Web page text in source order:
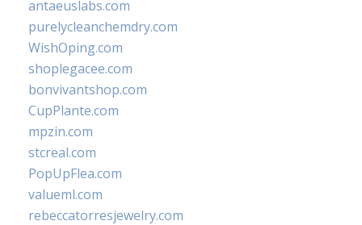
antaeuslabs.com
purelycleanchemdry.com
WishOping.com
shoplegacee.com
bonvivantshop.com
CupPlante.com
mpzin.com
stcreal.com
PopUpFlea.com
valueml.com
rebeccatorresjewelry.com